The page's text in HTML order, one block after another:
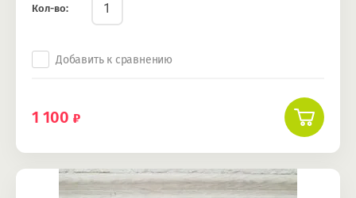
Кол-во:
Добавить к сравнению
1 100